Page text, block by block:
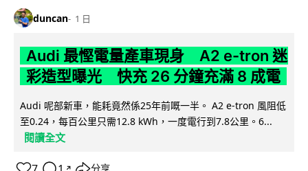
duncan 1 日
Audi 最慳電量產車現身 A2 e-tron 迷
彩造型曝光 快充 26 分鐘充滿 8 成電
Audi 呢部新車，能耗竟然係25年前嘅一半。 A2 e-tron 風阻低
至0.24，每百公里只需12.8 kWh，一度電行到7.8公里。6...
閱讀全文
↗